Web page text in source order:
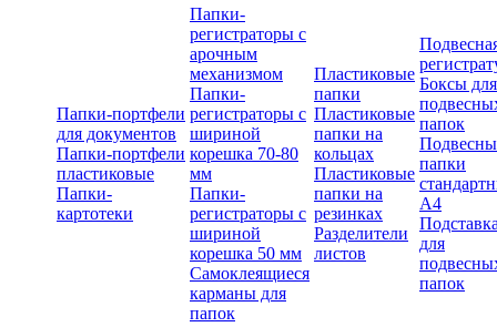
Папки-портфели
для документов
Папки-портфели
пластиковые
Папки-
картотеки
Папки-
регистраторы с
арочным
механизмом
Папки-
регистраторы с
шириной
корешка 70-80
мм
Папки-
регистраторы с
шириной
корешка 50 мм
Самоклеящиеся
карманы для
папок
Пластиковые
папки
Пластиковые
папки на
кольцах
Пластиковые
папки на
резинках
Разделители
листов
Боксы для
папок
папки
А4
для
папок